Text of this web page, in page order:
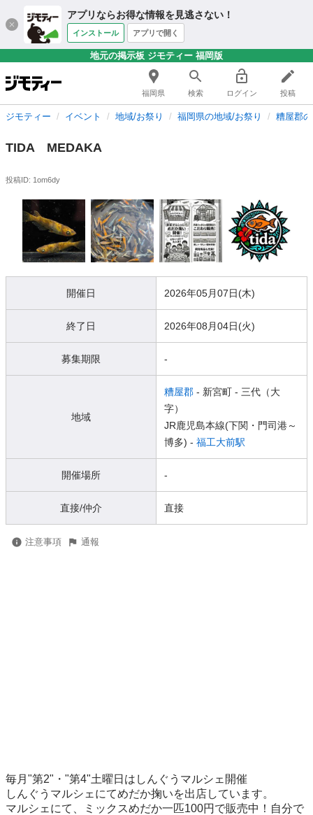
アプリならお得な情報を見逃さない！
インストール アプリで開く
地元の掲示板 ジモティー 福岡版
福岡県 検索 ログイン 投稿
ジモティー イベント 地域/お祭り 福岡県の地域/お祭り 糟屋郡
TIDA MEDAKA
投稿ID: 1om6dy
開催日 2026年05月07日(木)
終了日 2026年08月04日(火)
募集期限 -
地域
糟屋郡 - 新宮町 - 三代（大
字）
JR鹿児島本線(下関・門司港～
博多) - 福工大前駅
開催場所 -
直接/仲介 直接
注意事項 通報
毎月"第2"・"第4"土曜日はしんぐうマルシェ開催
しんぐうマルシェにてめだか掬いを出店しています。
マルシェにて、ミックスめだか一匹100円で販売中！自分で